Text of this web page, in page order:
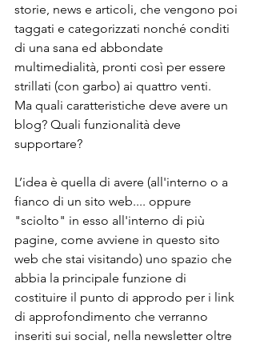
storie, news e articoli, che vengono poi
taggati e categorizzati nonché conditi
di una sana ed abbondate
multimedialità, pronti così per essere
strillati (con garbo) ai quattro venti.
Ma quali caratteristiche deve avere un
blog? Quali funzionalità deve
supportare?
L’idea è quella di avere (all'interno o a
fianco di un sito web.... oppure
"sciolto" in esso all'interno di più
pagine, come avviene in questo sito
web che stai visitando) uno spazio che
abbia la principale funzione di
costituire il punto di approdo per i link
di approfondimento che verranno
inseriti sui social, nella newsletter oltre